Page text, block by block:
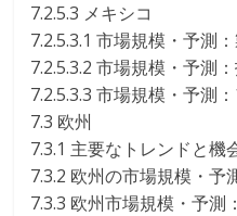
7.2.5.3 メキシコ
7.2.5.3.1 市場規模・予測
7.2.5.3.2 市場規模・予測
7.2.5.3.3 市場規模・予測
7.3 欧州
7.3.1 主要なトレンドと機
7.3.2 欧州の市場規模・予
7.3.3 欧州市場規模・予測